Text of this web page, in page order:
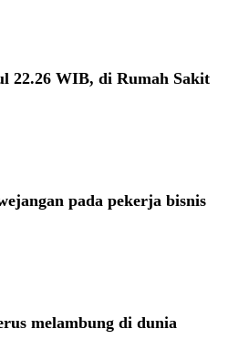
22.26 WIB, di Rumah Sakit
pada pekerja bisnis
melambung di dunia